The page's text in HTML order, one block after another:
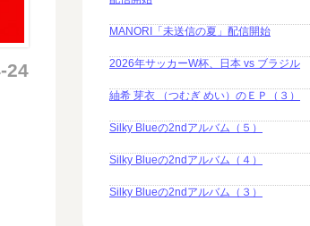
24
MANORI「未送信の夏」配信開始
2026年サッカーW杯、日本 vs ブラジル
紬希 芽衣 （つむぎ めい）のＥＰ（３）
Silky Blueの2ndアルバム（５）
Silky Blueの2ndアルバム（４）
Silky Blueの2ndアルバム（３）